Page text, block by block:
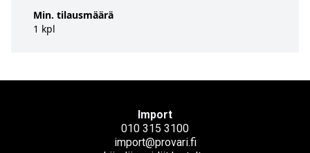
Min. tilausmäärä
1 kpl
Import
010 315 3100
import@provari.fi